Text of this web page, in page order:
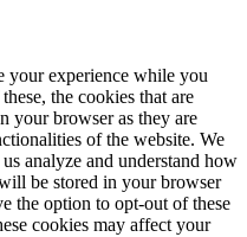
your experience while you
the cookies that are
your browser as they are
of the website. We
analyze and understand how
be stored in your browser
the option to opt-out of these
cookies may affect your